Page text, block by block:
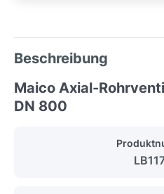
Beschreibung
Maico Axial-
DN 800